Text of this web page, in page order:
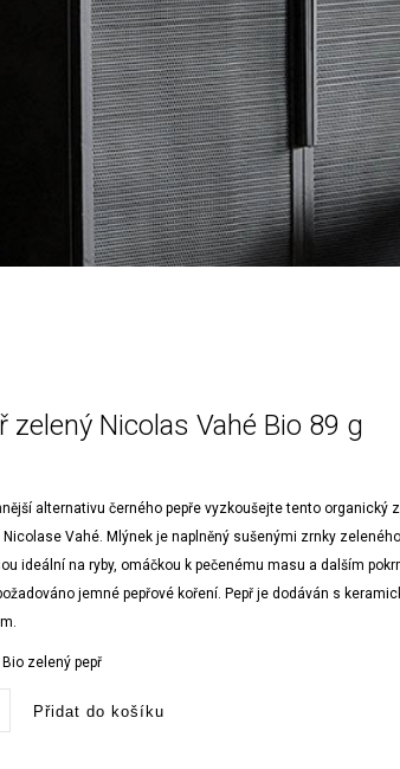
zelený Nicolas Vahé Bio 89 g
alternativu černého pepře vyzkoušejte tento organický
Nicolase Vahé. Mlýnek je naplněný sušenými zrnky
ideální na ryby, omáčkou k pečenému masu a dalším
jemné pepřové koření. Pepř je dodáván s
zelený pepř
Přidat do košíku